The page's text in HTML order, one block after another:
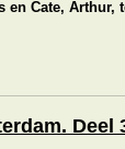
en Cate, Arthur,
Deel